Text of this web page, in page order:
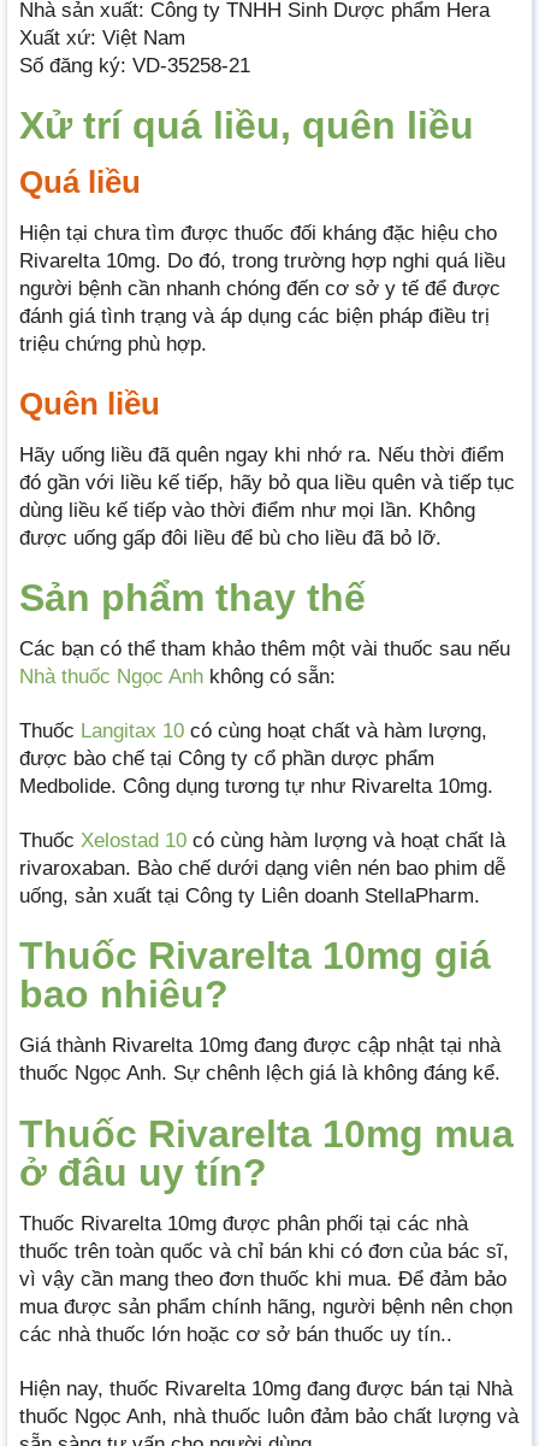
Nhà sản xuất: Công ty TNHH Sinh Dược phẩm Hera
Xuất xứ: Việt Nam
Số đăng ký: VD-35258-21
Xử trí quá liều, quên liều
Quá liều
Hiện tại chưa tìm được thuốc đối kháng đặc hiệu cho
Rivarelta 10mg. Do đó, trong trường hợp nghi quá liều
người bệnh cần nhanh chóng đến cơ sở y tế để được
đánh giá tình trạng và áp dụng các biện pháp điều trị
triệu chứng phù hợp.
Quên liều
Hãy uống liều đã quên ngay khi nhớ ra. Nếu thời điểm
đó gần với liều kế tiếp, hãy bỏ qua liều quên và tiếp tục
dùng liều kế tiếp vào thời điểm như mọi lần. Không
được uống gấp đôi liều để bù cho liều đã bỏ lỡ.
Sản phẩm thay thế
Các bạn có thể tham khảo thêm một vài thuốc sau nếu
Nhà thuốc Ngọc Anh không có sẵn:
Thuốc Langitax 10 có cùng hoạt chất và hàm lượng,
được bào chế tại Công ty cổ phần dược phẩm
Medbolide. Công dụng tương tự như Rivarelta 10mg.
Thuốc Xelostad 10 có cùng hàm lượng và hoạt chất là
rivaroxaban. Bào chế dưới dạng viên nén bao phim dễ
uống, sản xuất tại Công ty Liên doanh StellaPharm.
Thuốc Rivarelta 10mg giá
bao nhiêu?
Giá thành Rivarelta 10mg đang được cập nhật tại nhà
thuốc Ngọc Anh. Sự chênh lệch giá là không đáng kể.
Thuốc Rivarelta 10mg mua
ở đâu uy tín?
Thuốc Rivarelta 10mg được phân phối tại các nhà
thuốc trên toàn quốc và chỉ bán khi có đơn của bác sĩ,
vì vậy cần mang theo đơn thuốc khi mua. Để đảm bảo
mua được sản phẩm chính hãng, người bệnh nên chọn
các nhà thuốc lớn hoặc cơ sở bán thuốc uy tín..
Hiện nay, thuốc Rivarelta 10mg đang được bán tại Nhà
thuốc Ngọc Anh, nhà thuốc luôn đảm bảo chất lượng và